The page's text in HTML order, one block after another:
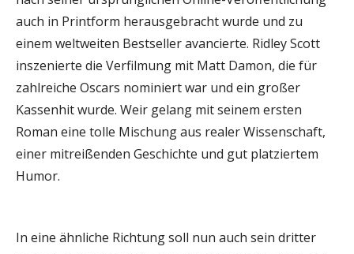
auch in Printform herausgebracht wurde und zu
einem weltweiten Bestseller avancierte. Ridley Scott
inszenierte die Verfilmung mit Matt Damon, die für
zahlreiche Oscars nominiert war und ein großer
Kassenhit wurde. Weir gelang mit seinem ersten
Roman eine tolle Mischung aus realer Wissenschaft,
einer mitreißenden Geschichte und gut platziertem
Humor.
In eine ähnliche Richtung soll nun auch sein dritter